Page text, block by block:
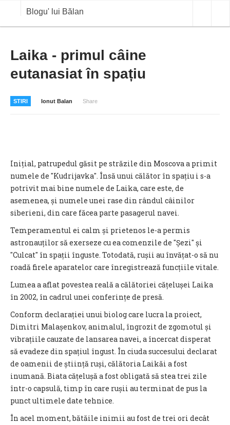
Blogu' lui Bălan
OPINII
ANALIZE
COTATII BVB
Laika - primul câine
eutanasiat în spațiu
STIRI Ionut Balan Share
Inițial, patrupedul găsit pe străzile din Moscova a primit
numele de "Kudrijavka". Însă unui călător în spațiu i s-a
potrivit mai bine numele de Laika, care este, de
asemenea, și numele unei rase din rândul câinilor
siberieni, din care făcea parte pasagerul navei.
Temperamentul ei calm și prietenos le-a permis
astronauților să exerseze cu ea comenzile de "Șezi" și
"Culcat" în spații înguste. Totodată, rușii au învățat-o să nu
roadă firele aparatelor care înregistrează funcțiile vitale.
Lumea a aflat povestea reală a călătoriei cățelușei Laika
în 2002, în cadrul unei conferințe de presă.
Conform declarației unui biolog care lucra la proiect,
Dimitri Malașenkov, animalul, îngrozit de zgomotul și
vibrațiile cauzate de lansarea navei, a încercat disperat
să evadeze din spațiul îngust. În ciuda succesului declarat
de oamenii de știință ruși, călătoria Laikăi a fost
inumană. Biata cățelușă a fost obligată să stea trei zile
într-o capsulă, timp în care rușii au terminat de pus la
punct ultimele date tehnice.
În acel moment, bătăile inimii au fost de trei ori decât